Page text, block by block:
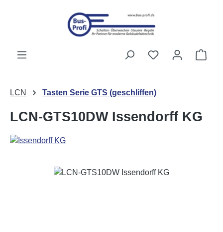
Passer au contenu principal
Vous avez 0Le
LCN Tasten Serie GTS (geschliffen)
LCN-GTS10DW Issendorff KG
Ignorer la galerie d'images